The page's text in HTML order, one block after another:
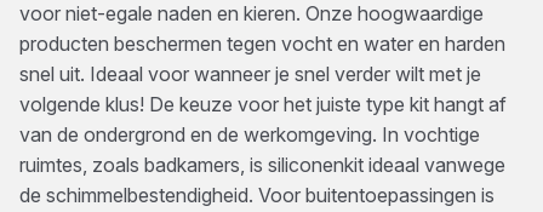
voor niet-egale naden en kieren. Onze hoogwaardige
producten beschermen tegen vocht en water en harden
snel uit. Ideaal voor wanneer je snel verder wilt met je
volgende klus! De keuze voor het juiste type kit hangt af
van de ondergrond en de werkomgeving. In vochtige
ruimtes, zoals badkamers, is siliconenkit ideaal vanwege
de schimmelbestendigheid. Voor buitentoepassingen is